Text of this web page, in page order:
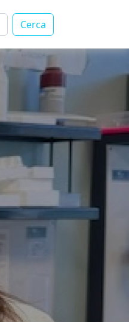
Cerca